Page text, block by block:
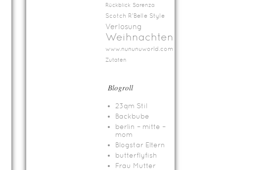
Rückblick Sarenza
Scotch R'Belle Style
Verlosung
Weihnachten
www.nununuworld.com
Zutaten
Blogroll
23qm Stil
Backbube
berlin – mitte –
mom
Blogstar Eltern
butterflyfish
Frau Mutter